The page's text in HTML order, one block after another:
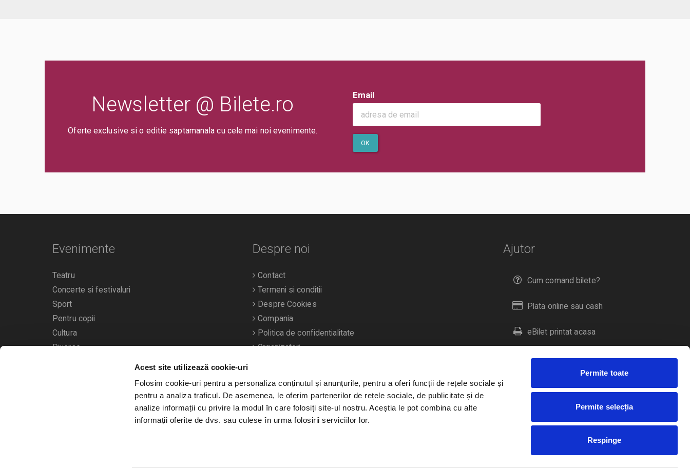
Acest site utilizează cookie-uri
Folosim cookie-uri pentru a personaliza conținutul și anunțurile, pentru a oferi funcții de rețele sociale și
pentru a analiza traficul. De asemenea, le oferim partenerilor de rețele sociale, de publicitate și de
analize informații cu privire la modul în care folosiți site-ul nostru. Aceștia le pot combina cu alte
informații oferite de dvs. sau culese în urma folosirii serviciilor lor.
Permite toate
Permite selecția
Respinge
Newsletter @ Bilete.ro
Oferte exclusive si o editie saptamanala cu cele mai noi evenimente.
Email
OK
Ajutor
Cum comand bilete?
Plata online sau cash
eBilet printat acasa
Livrare prin curier
Duplicare bilete
Evenimente
Teatru
Concerte si festivaluri
Sport
Pentru copii
Cultura
Diverse
Calendarul evenimentelor
Despre noi
Contact
Termeni si conditii
Despre Cookies
Compania
Politica de confidentialitate
Organizatori